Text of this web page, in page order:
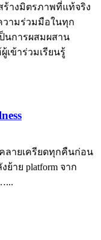
ร้างมิตรภาพที่แท้จริง
วามร่วมมือในทุก
การผสมผสาน
เข้าร่วมเรียนรู้
คลายเครียดทุกคืนก่อน
าย platform จาก